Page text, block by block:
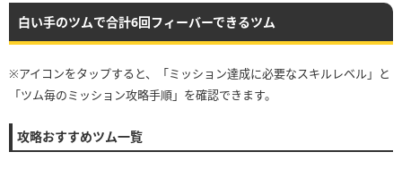
白い手のツムで合計6回フィーバーできるツム
※アイコンをタップすると、「ミッション達成に必要なスキルレベル」と
「ツム毎のミッション攻略手順」を確認できます。
攻略おすすめツム一覧